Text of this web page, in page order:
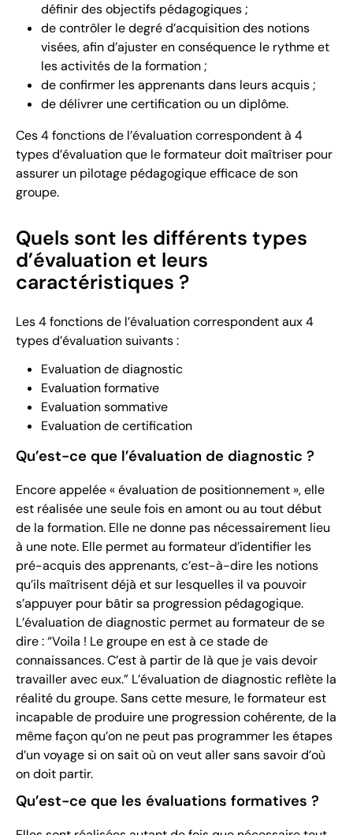
définir des objectifs pédagogiques ;
de contrôler le degré d’acquisition des notions
visées, afin d’ajuster en conséquence le rythme et
les activités de la formation ;
de confirmer les apprenants dans leurs acquis ;
de délivrer une certification ou un diplôme.
Ces 4 fonctions de l’évaluation correspondent à 4
types d’évaluation que le formateur doit maîtriser pour
assurer un pilotage pédagogique efficace de son
groupe.
Quels sont les différents types
d’évaluation et leurs
caractéristiques ?
Les 4 fonctions de l’évaluation correspondent aux 4
types d’évaluation suivants :
Evaluation de diagnostic
Evaluation formative
Evaluation sommative
Evaluation de certification
Qu’est-ce que l’évaluation de diagnostic ?
Encore appelée « évaluation de positionnement », elle
est réalisée une seule fois en amont ou au tout début
de la formation. Elle ne donne pas nécessairement lieu
à une note. Elle permet au formateur d’identifier les
pré-acquis des apprenants, c’est-à-dire les notions
qu’ils maîtrisent déjà et sur lesquelles il va pouvoir
s’appuyer pour bâtir sa progression pédagogique.
L’évaluation de diagnostic permet au formateur de se
dire : “Voila ! Le groupe en est à ce stade de
connaissances. C’est à partir de là que je vais devoir
travailler avec eux.” L’évaluation de diagnostic reflète la
réalité du groupe. Sans cette mesure, le formateur est
incapable de produire une progression cohérente, de la
même façon qu’on ne peut pas programmer les étapes
d’un voyage si on sait où on veut aller sans savoir d’où
on doit partir.
Qu’est-ce que les évaluations formatives ?